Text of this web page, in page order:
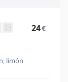
limón
24€